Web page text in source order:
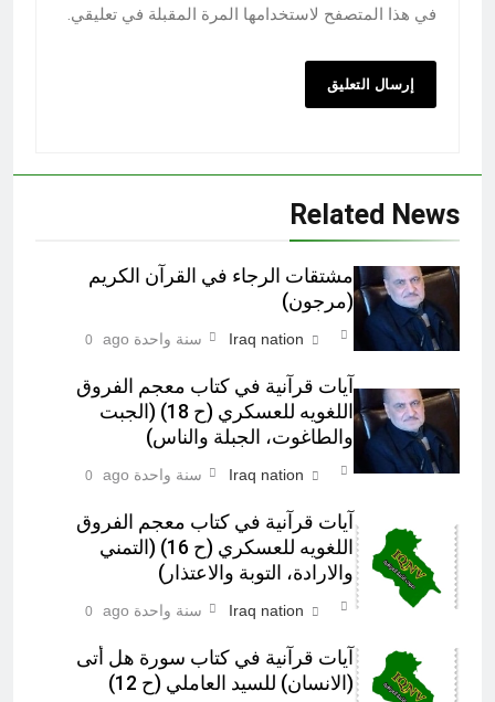
في هذا المتصفح لاستخدامها المرة المقبلة في تعليقي.
Related News
مشتقات الرجاء في القرآن الكريم
(مرجون)‎
Iraq nation سنة واحدة ago 0
آيات قرآنية في کتاب معجم الفروق
اللغويه للعسكري (ح 18) (الجبت
والطاغوت، الجبلة والناس)‎
Iraq nation سنة واحدة ago 0
آيات قرآنية في کتاب معجم الفروق
اللغويه للعسكري (ح 16) (التمني
والارادة، التوبة والاعتذار)‎
Iraq nation سنة واحدة ago 0
آيات قرآنية في كتاب سورة هل أتى
(الانسان) للسيد العاملي (ح 12)‎